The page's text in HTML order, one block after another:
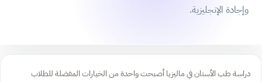
وإجادة الإنجليزية.
دراسة طب الأسنان في ماليزيا أصبحت واحدة من الخيارات المفضلة للطلاب